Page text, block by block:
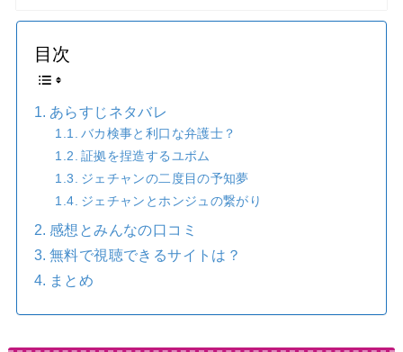
目次
あらすじネタバレ
バカ検事と利口な弁護士？
証拠を捏造するユボム
ジェチャンの二度目の予知夢
ジェチャンとホンジュの繋がり
感想とみんなの口コミ
無料で視聴できるサイトは？
まとめ